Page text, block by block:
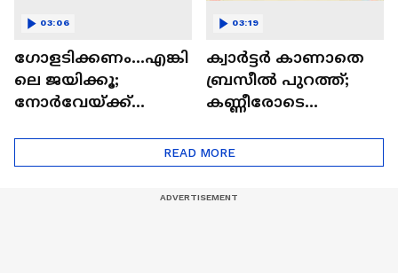
ഗോളടിക്കണം...എങ്കി
ലെ ജയിക്കൂ;
നോര്‍വേയ്ക്ക്
03:06
ക്വാർട്ടർ കാണാതെ
ബ്രസീൽ പുറത്ത്;
കണ്ണീരോടെ
ജൂനിയർ
03:19
READ MORE